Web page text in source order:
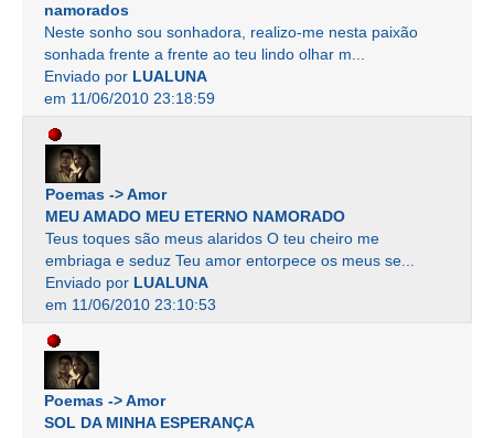
namorados
Neste sonho sou sonhadora, realizo-me nesta paixão
sonhada frente a frente ao teu lindo olhar m...
Enviado por LUALUNA
em 11/06/2010 23:18:59
Poemas -> Amor
MEU AMADO MEU ETERNO NAMORADO
Teus toques são meus alaridos O teu cheiro me
embriaga e seduz Teu amor entorpece os meus se...
Enviado por LUALUNA
em 11/06/2010 23:10:53
Poemas -> Amor
SOL DA MINHA ESPERANÇA